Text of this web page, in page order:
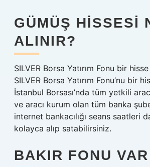
GÜMÜŞ HISSESI
ALINIR?
SILVER Borsa Yatırım Fonu bir
SILVER Borsa Yatırım Fonu’nu bir
İstanbul Borsası’nda tüm yetkili
ve aracı kurum olan tüm banka
internet bankacılığı seans saatleri
kolayca alıp satabilirsiniz.
BAKIR FONU